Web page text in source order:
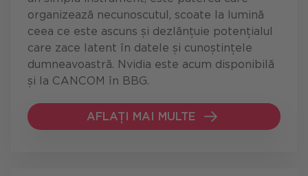
organizează necunoscutul, scoate la lumină
ceea ce este ascuns și dezlănțuie potențialul
care zace latent în datele și cunoștințele
dumneavoastră. Nvidia este acum disponibilă
și la CANCOM în BBG.
AFLAȚI MAI MULTE
AFLAȚI MAI MULTE